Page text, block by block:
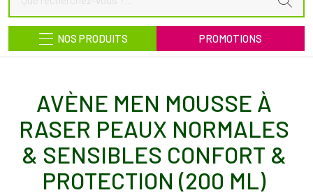
NOS PRODUITS PROMOTIONS
AVÈNE MEN MOUSSE À
RASER PEAUX NORMALES
& SENSIBLES CONFORT &
PROTECTION (200 ML)